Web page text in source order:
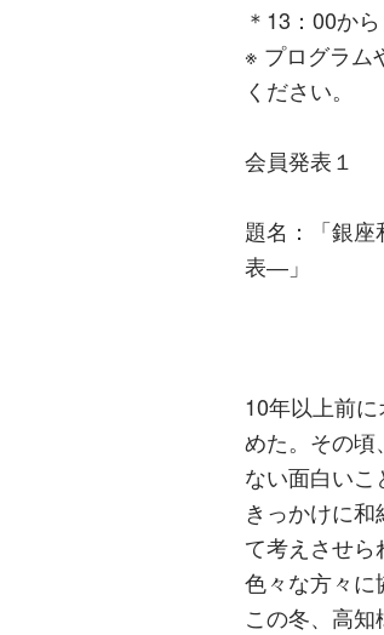
＊13：00か
※ プログラム
ください。
会員発表１
題名：「銀
表―」
ロギー
10年以上前
めた。その頃
ない面白い
きっかけに
て考えさせら
色々な方々に
この冬、高